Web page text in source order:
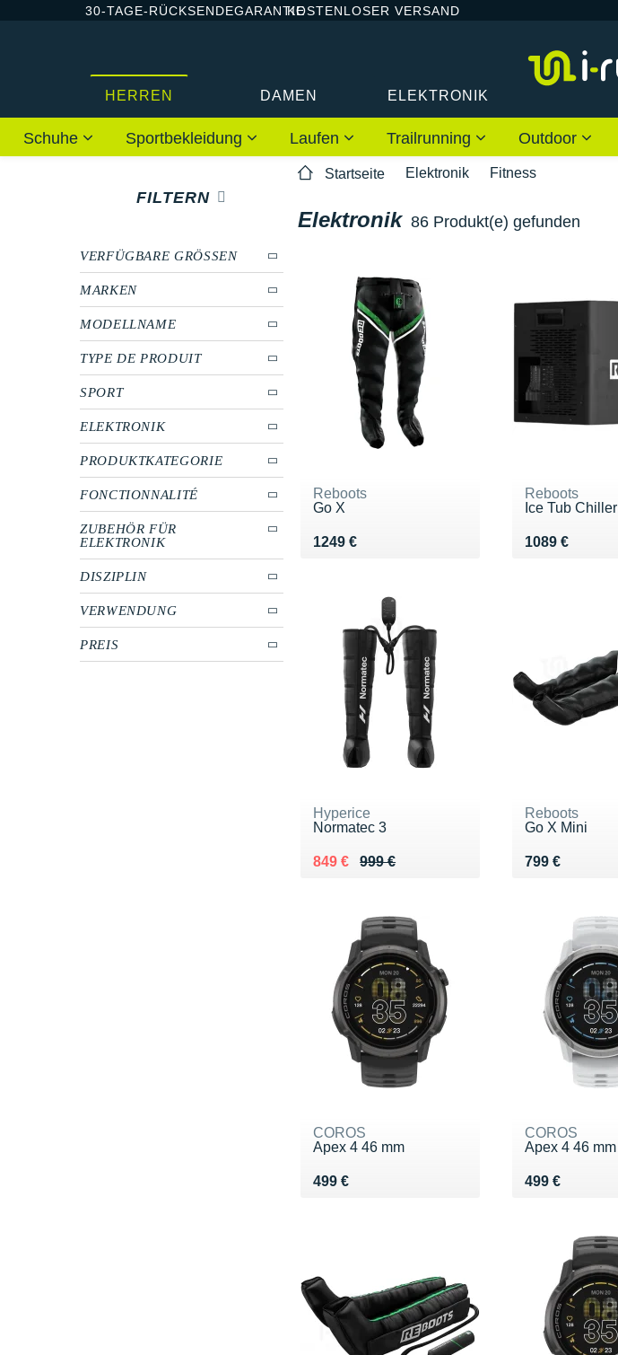
30-TAGE-RÜCKSENDEGARANTIEKOSTENLOSER VERSAND
HERREN DAMEN ELEKTRONIK
Schuhe Sportbekleidung Laufen Trailrunning Outdoor
Startseite Elektronik Fitness
FILTERN
VERFÜGBARE GRÖSSEN
MARKEN
MODELLNAME
TYPE DE PRODUIT
SPORT
ELEKTRONIK
PRODUKTKATEGORIE
FONCTIONNALITÉ
ZUBEHÖR FÜR
ELEKTRONIK
DISZIPLIN
VERWENDUNG
PREIS
Elektronik 86 Produkt(e) gefunden
Reboots
Go X
1249 €
Vendu 1249 €
Reboots
Ice Tub Chiller
1089 €
Vendu 1089 €
Hyperice
Normatec 3
999 €
Au lieu de 999 €
849 €
Vendu 849 €
Reboots
Go X Mini
799 €
Vendu 799 €
COROS
Apex 4 46 mm
499 €
Vendu 499 €
COROS
Apex 4 46 mm
499 €
Vendu 499 €